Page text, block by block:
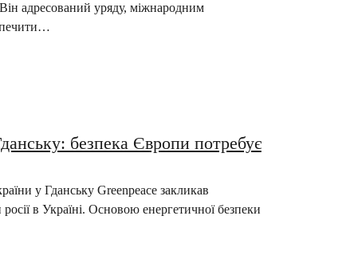
адресований уряду, міжнародним
безпека Європи потребує
у Гданську Greenpeace закликав
в Україні. Основою енергетичної безпеки